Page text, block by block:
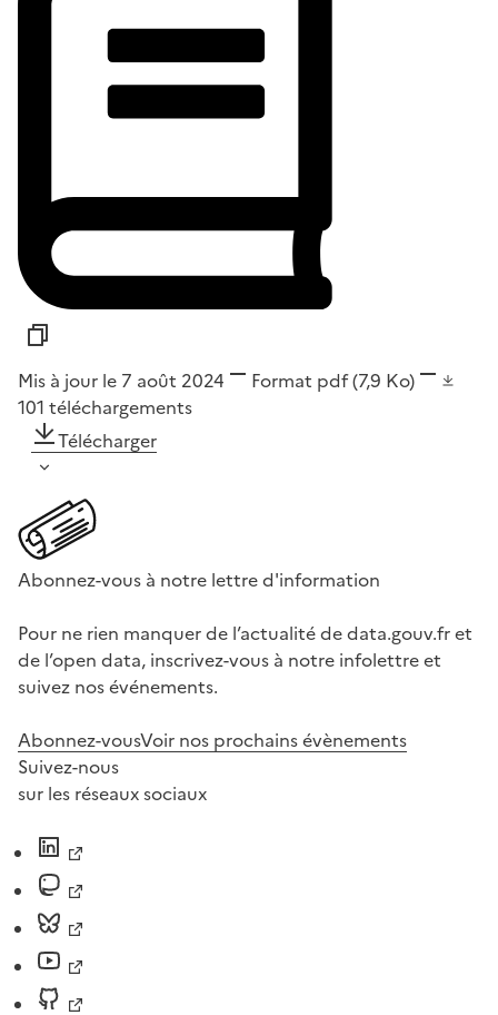
Mis à jour le 7 août 2024 Format pdf(7,9 Ko)
101 téléchargements
Télécharger
Abonnez-vous à notre lettre d'information
Pour ne rien manquer de l’actualité de data.gouv.fr et
de l’open data, inscrivez-vous à notre infolettre et
suivez nos événements.
Abonnez-vousVoir nos prochains évènements
Suivez-nous
sur les réseaux sociaux